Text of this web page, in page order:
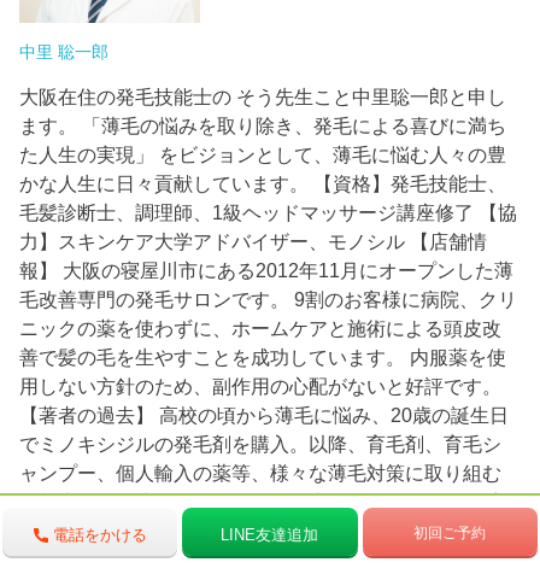
中里 聡一郎
大阪在住の発毛技能士の そう先生こと中里聡一郎と申し
ます。 「薄毛の悩みを取り除き、発毛による喜びに満ち
た人生の実現」 をビジョンとして、薄毛に悩む人々の豊
かな人生に日々貢献しています。 【資格】発毛技能士、
毛髪診断士、調理師、1級ヘッドマッサージ講座修了 【協
力】スキンケア大学アドバイザー、モノシル 【店舗情
報】 大阪の寝屋川市にある2012年11月にオープンした薄
毛改善専門の発毛サロンです。 9割のお客様に病院、クリ
ニックの薬を使わずに、ホームケアと施術による頭皮改
善で髪の毛を生やすことを成功しています。 内服薬を使
用しない方針のため、副作用の心配がないと好評です。
【著者の過去】 高校の頃から薄毛に悩み、20歳の誕生日
でミノキシジルの発毛剤を購入。以降、育毛剤、育毛シ
ャンプー、個人輸入の薬等、様々な薄毛対策に取り組む
が根本的な解決に至らなかった過去を持つ。 たまたま妻
が発毛サロンをオープンしたことをきっかけに、自ら発
毛メソッドを習得・実践して薄毛の悩みを見事克服。 オ
電話をかける LINE友達追加 初回ご予約